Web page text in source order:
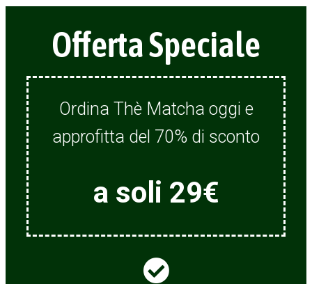
Offerta Speciale
Ordina Thè Matcha oggi e
approfitta del 70% di sconto
a soli 29€